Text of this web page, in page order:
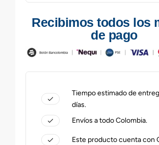
Recibimos todos los
de pago
Tiempo estimado de
días.
Envíos a todo Colombia.
Este producto cuenta con